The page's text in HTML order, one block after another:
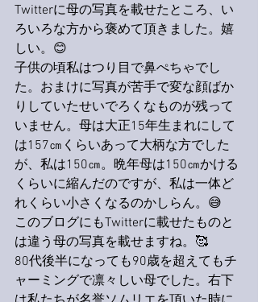
Twitterに母の写真を載せたところ、い
ろいろな方から褒めて頂きました。嬉
しい。😊
子供の頃私はつり目で鼻ぺちゃでし
た。おまけに写真が苦手で変な顔ばか
りしていたせいでろくなものが残って
いません。母は大正15年生まれにして
は157㎝くらいあって大柄な方でした
が、私は150㎝。晩年母は150㎝かける
くらいに縮んだのですが、私は一体ど
れくらい小さくなるのかしらん。😅
このブログにもTwitterに載せたものと
は違う母の写真を載せますね。🥰
80代後半になっても90歳を超えてもチ
ャーミングで凛々しい母でした。右下